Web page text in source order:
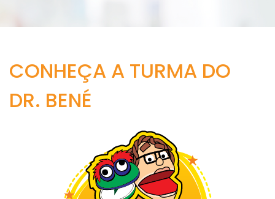
CONHEÇA A TURMA DO
DR. BENÉ